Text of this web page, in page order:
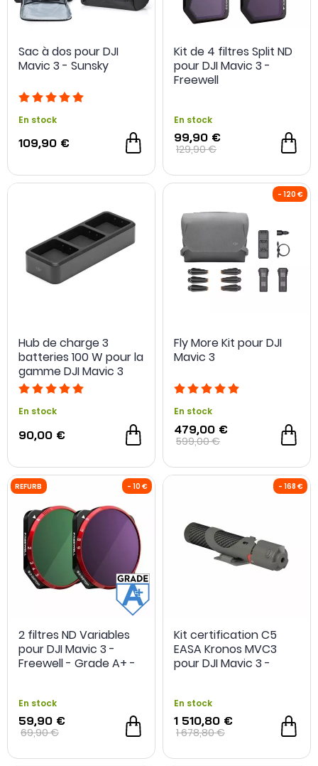
Sac à dos pour DJI
Mavic 3 - Sunsky
En stock
109,90 €
Kit de 4 filtres Split ND
pour DJI Mavic 3 -
Freewell
En stock
99,90 €
129,90 €
Hub de charge 3
batteries 100 W pour la
gamme DJI Mavic 3
En stock
90,00 €
Fly More Kit pour DJI
Mavic 3
En stock
479,00 €
599,00 €
2 filtres ND Variables
pour DJI Mavic 3 -
Freewell - Grade A+ -
En stock
59,90 €
69,90 €
Kit certification C5
EASA Kronos MVC3
pour DJI Mavic 3 -
En stock
1 510,80 €
1 678,80 €